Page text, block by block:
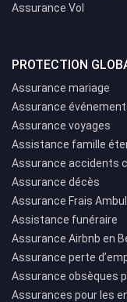
Assurance Vol
PROTECTION
Assurance mariage
Assurance
Assurance voyages
Assistance famille
Assurance accidents
Assurance décès
Assurance Frais
Assistance funéraire
Assurance Airbnb en
Assurance perte
Assurance obsèques
Assurances pour les